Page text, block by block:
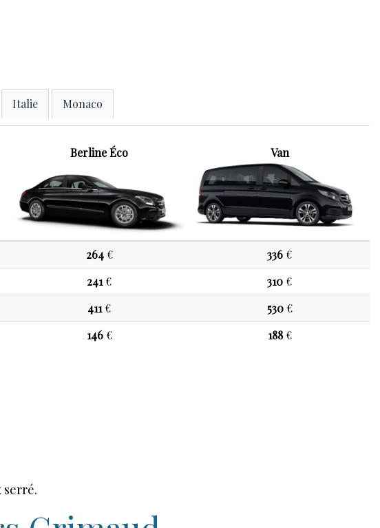
Italie Monaco
Berline Éco Van
264€ 336 €
241 € 310 €
411 € 530€
146€ 188€
serré.